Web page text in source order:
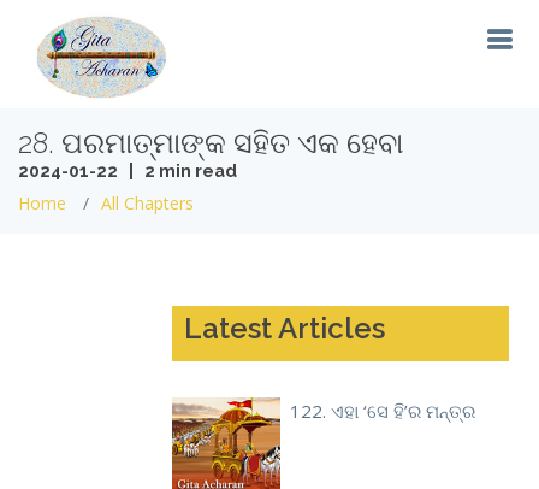
28. ପରମାତ୍ମାଙ୍କ ସହିତ ଏକ ହେବା
2024-01-22 | 2 min read
Home All Chapters
Latest Articles
122. ଏହା ‘ସେ ହି’ର ମନ୍ତ୍ର